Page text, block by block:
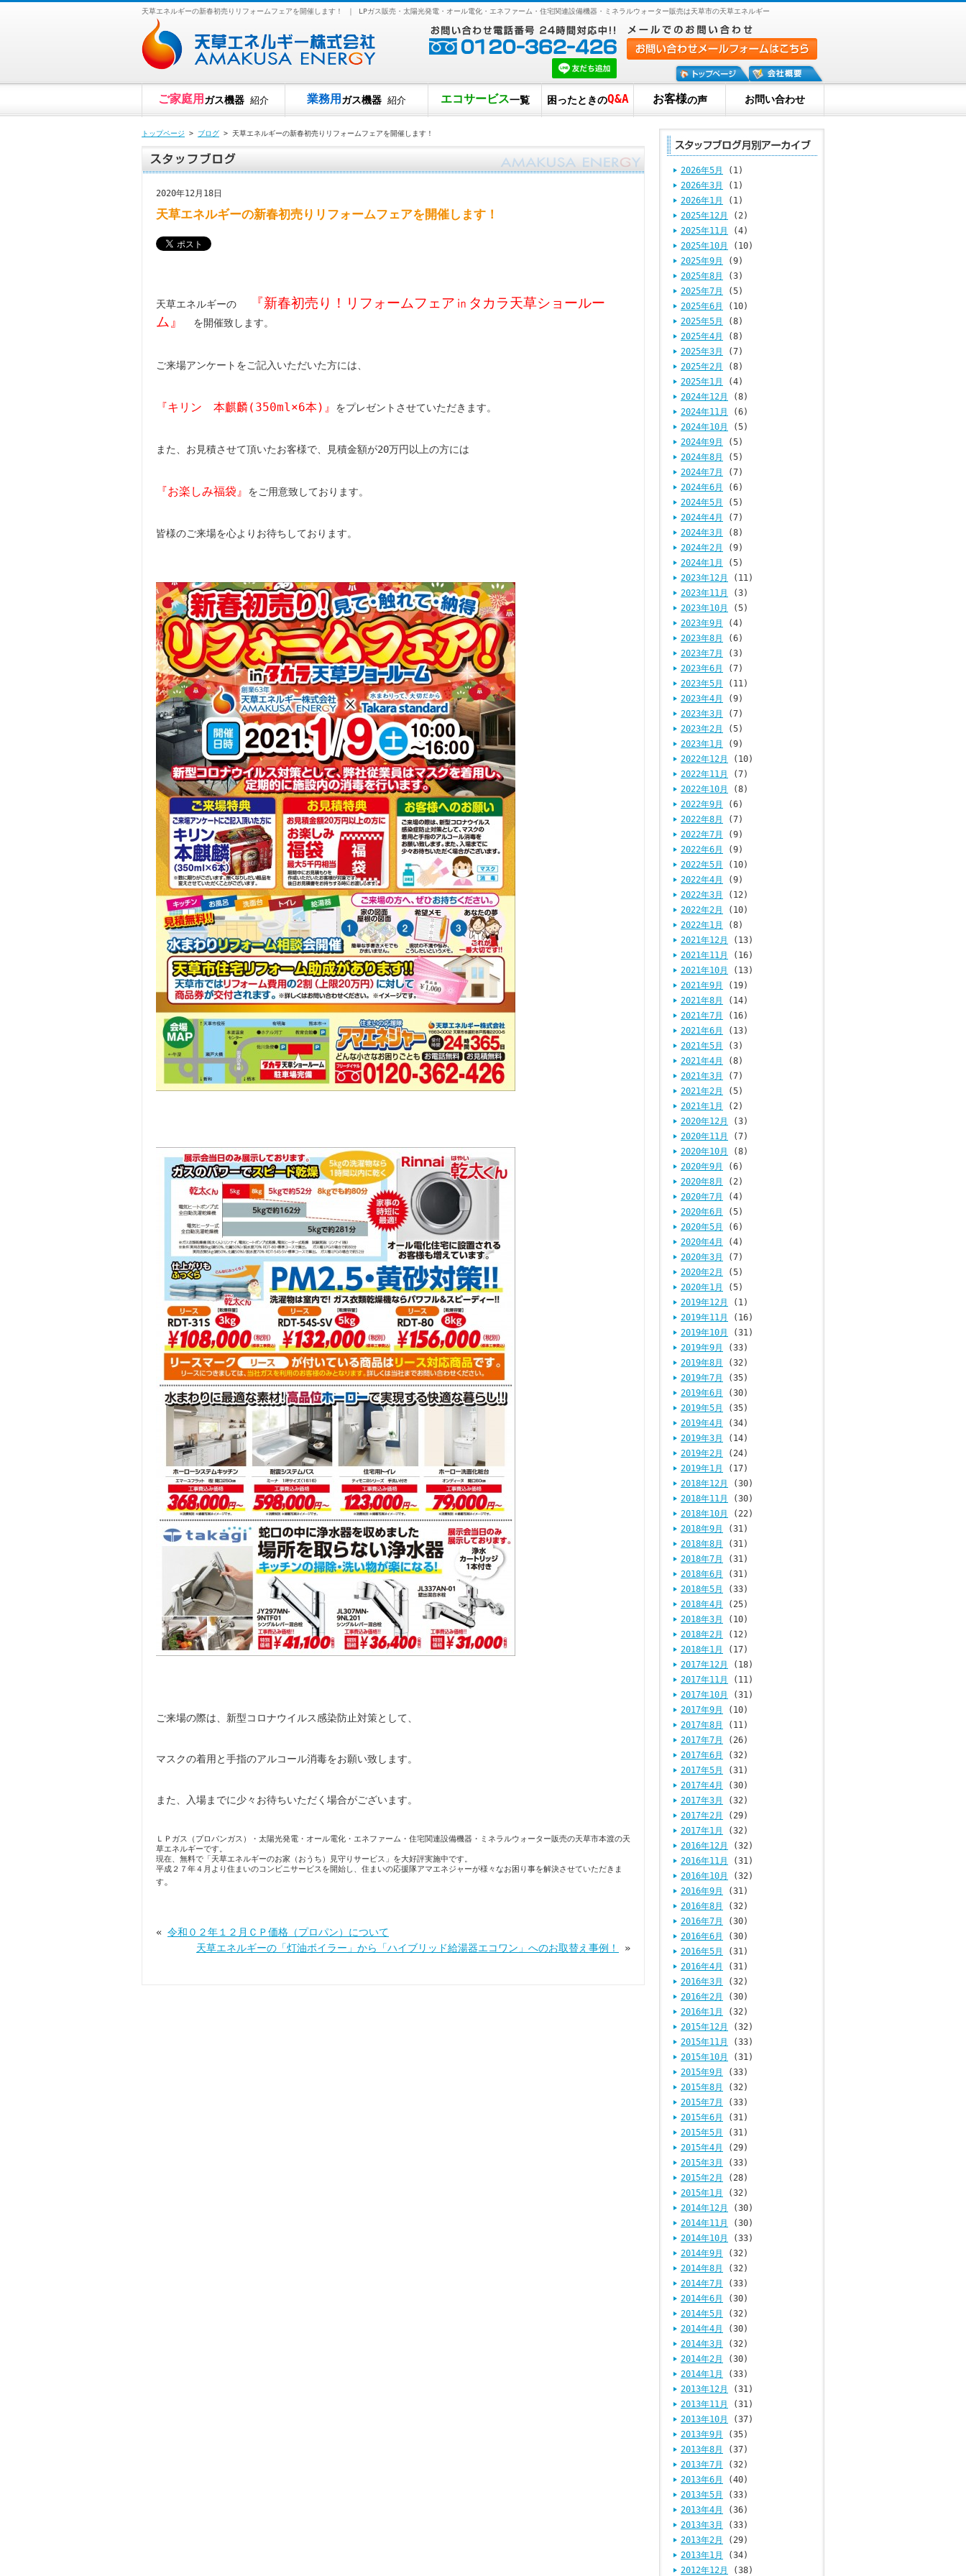
天草エネルギーの新春初売りリフォームフェアを開催します！ ｜ LPガス販売・太陽光発電・オール電化・エネファーム・住宅関連設備機器・ミネラルウォーター販売は天草市の天草エネルギー
ご家庭用 ガス機器 紹介 業務用 ガス機器 紹介 エコサービス一覧 困ったときのQ&A お客様の声 お問い合わせ
トップページ > ブログ > 天草エネルギーの新春初売りリフォームフェアを開催します！
2020年12月18日
天草エネルギーの新春初売りリフォームフェアを開催します！
天草エネルギーの
『新春初売り！リフォームフェア㏌タカラ天草ショールー
ム』
を開催致します。
ご来場アンケートをご記入いただいた方には、
『キリン 本麒麟(350ml×6本)』 をプレゼントさせていただきます。
また、お見積させて頂いたお客様で、見積金額が20万円以上の方には
『お楽しみ福袋』 をご用意致しております。
皆様のご来場を心よりお待ちしております。
ご来場の際は、新型コロナウイルス感染防止対策として、
マスクの着用と手指のアルコール消毒をお願い致します。
また、入場までに少々お待ちいただく場合がございます。
ＬＰガス（プロパンガス）・太陽光発電・オール電化・エネファーム・住宅関連設備機器・ミネラルウォーター販売の天草市本渡の天
草エネルギーです。
現在、無料で「天草エネルギーのお家（おうち）見守りサービス」を大好評実施中です。
平成２７年４月より住まいのコンビニサービスを開始し、住まいの応援隊アマエネジャーが様々なお困り事を解決させていただきま
す。
« 令和０２年１２月ＣＰ価格（プロパン）について
天草エネルギーの「灯油ボイラー」から「ハイブリッド給湯器エコワン」へのお取替え事例！
»
2026年5月
(1)
2026年3月
(1)
2026年1月
(1)
2025年12月
(2)
2025年11月
(4)
2025年10月
(10)
2025年9月
(9)
2025年8月
(3)
2025年7月
(5)
2025年6月
(10)
2025年5月
(8)
2025年4月
(8)
2025年3月
(7)
2025年2月
(8)
2025年1月
(4)
2024年12月
(8)
2024年11月
(6)
2024年10月
(5)
2024年9月
(5)
2024年8月
(5)
2024年7月
(7)
2024年6月
(6)
2024年5月
(5)
2024年4月
(7)
2024年3月
(8)
2024年2月
(9)
2024年1月
(5)
2023年12月
(11)
2023年11月
(3)
2023年10月
(5)
2023年9月
(4)
2023年8月
(6)
2023年7月
(3)
2023年6月
(7)
2023年5月
(11)
2023年4月
(9)
2023年3月
(7)
2023年2月
(5)
2023年1月
(9)
2022年12月
(10)
2022年11月
(7)
2022年10月
(8)
2022年9月
(6)
2022年8月
(7)
2022年7月
(9)
2022年6月
(9)
2022年5月
(10)
2022年4月
(9)
2022年3月
(12)
2022年2月
(10)
2022年1月
(8)
2021年12月
(13)
2021年11月
(16)
2021年10月
(13)
2021年9月
(19)
2021年8月
(14)
2021年7月
(16)
2021年6月
(13)
2021年5月
(3)
2021年4月
(8)
2021年3月
(7)
2021年2月
(5)
2021年1月
(2)
2020年12月
(3)
2020年11月
(7)
2020年10月
(8)
2020年9月
(6)
2020年8月
(2)
2020年7月
(4)
2020年6月
(5)
2020年5月
(6)
2020年4月
(4)
2020年3月
(7)
2020年2月
(5)
2020年1月
(5)
2019年12月
(1)
2019年11月
(16)
2019年10月
(31)
2019年9月
(33)
2019年8月
(32)
2019年7月
(35)
2019年6月
(30)
2019年5月
(35)
2019年4月
(34)
2019年3月
(14)
2019年2月
(24)
2019年1月
(17)
2018年12月
(30)
2018年11月
(30)
2018年10月
(22)
2018年9月
(31)
2018年8月
(31)
2018年7月
(31)
2018年6月
(31)
2018年5月
(33)
2018年4月
(25)
2018年3月
(10)
2018年2月
(12)
2018年1月
(17)
2017年12月
(18)
2017年11月
(11)
2017年10月
(31)
2017年9月
(10)
2017年8月
(11)
2017年7月
(26)
2017年6月
(32)
2017年5月
(31)
2017年4月
(30)
2017年3月
(32)
2017年2月
(29)
2017年1月
(32)
2016年12月
(32)
2016年11月
(31)
2016年10月
(32)
2016年9月
(31)
2016年8月
(32)
2016年7月
(30)
2016年6月
(30)
2016年5月
(31)
2016年4月
(31)
2016年3月
(32)
2016年2月
(30)
2016年1月
(32)
2015年12月
(32)
2015年11月
(33)
2015年10月
(31)
2015年9月
(33)
2015年8月
(32)
2015年7月
(33)
2015年6月
(31)
2015年5月
(31)
2015年4月
(29)
2015年3月
(33)
2015年2月
(28)
2015年1月
(32)
2014年12月
(30)
2014年11月
(30)
2014年10月
(33)
2014年9月
(32)
2014年8月
(32)
2014年7月
(33)
2014年6月
(30)
2014年5月
(32)
2014年4月
(30)
2014年3月
(32)
2014年2月
(30)
2014年1月
(33)
2013年12月
(31)
2013年11月
(31)
2013年10月
(37)
2013年9月
(35)
2013年8月
(37)
2013年7月
(32)
2013年6月
(40)
2013年5月
(33)
2013年4月
(36)
2013年3月
(33)
2013年2月
(29)
2013年1月
(34)
2012年12月
(38)